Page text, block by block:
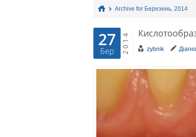
Archive for Березень, 2014
27
Бер 2014 zybnik